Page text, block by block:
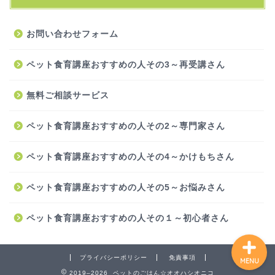
お問い合わせフォーム
ペット食育講座おすすめの人その3～再受講さん
無料ご相談サービス
ペット食育講座おすすめの人その2～専門家さん
ペット食育講座おすすめの人その4～かけもちさん
ペット食育講座おすすめの人その5～お悩みさん
ペット食育講座おすすめの人その１～初心者さん
プライバシーポリシー 免責事項
2019–2026 ペットのごはん☆オオハシオニコ
MENU
HOME
セミナー
無料相談